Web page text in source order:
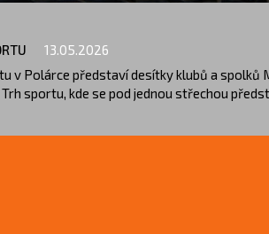
13.05.2026
v Polárce představí desítky klubů a spolků
sportu, kde se pod jednou střechou
programu budou ukázky jednotlivých klubů,
Malí návštěvníci navíc při vstupu obdrží
děti k pohybu a pomoci rodičům s